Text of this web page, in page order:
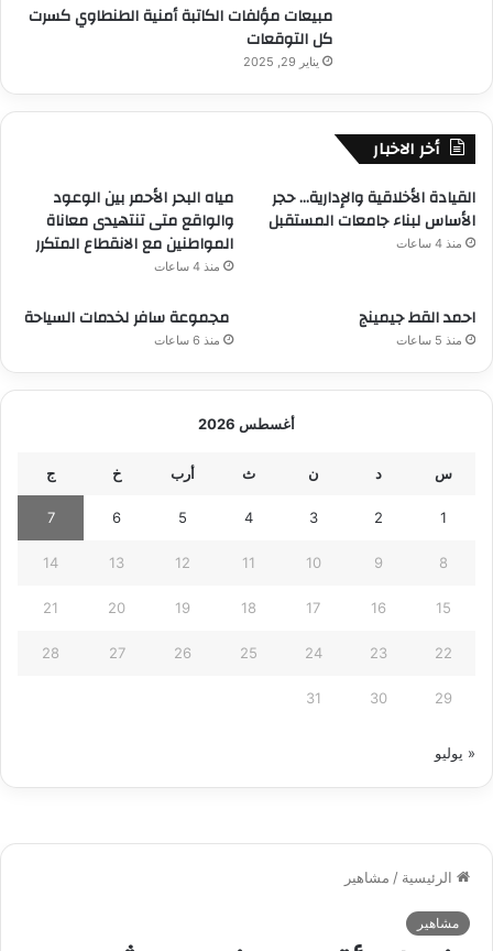
مبيعات مؤلفات الكاتبة أمنية الطنطاوي كسرت
كل التوقعات
يناير 29, 2025
أخر الاخبار
القيادة الأخلاقية والإدارية… حجر
الأساس لبناء جامعات المستقبل
منذ 4 ساعات
مياه البحر الأحمر بين الوعود
والواقع متى تنتهيدى معاناة
المواطنين مع الانقطاع المتكرر
منذ 4 ساعات
احمد القط جيمينج
منذ 5 ساعات
مجموعة سافر لخدمات السياحة
منذ 6 ساعات
أغسطس 2026
س د ن ث أرب خ ج
1
2
3
4
5
6
7
8
9
10
11
12
13
14
15
16
17
18
19
20
21
22
23
24
25
26
27
28
29
30
31
« يوليو